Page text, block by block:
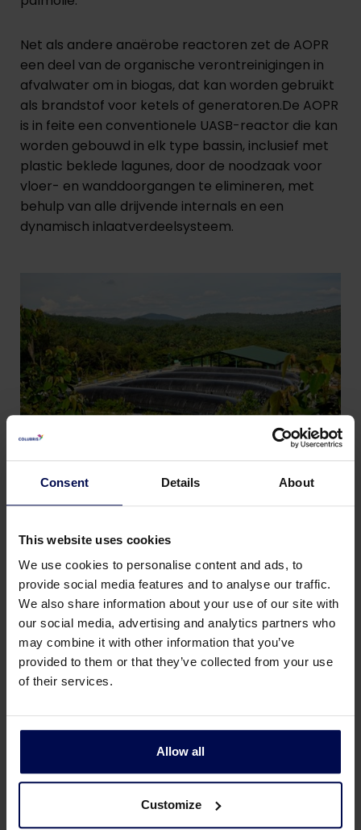
Consent Details About
This website uses cookies
We use cookies to personalise content and ads, to
provide social media features and to analyse our traffic.
We also share information about your use of our site with
our social media, advertising and analytics partners who
may combine it with other information that you’ve
provided to them or that they’ve collected from your use
of their services.
Allow all
Customize
Net als andere anaërobe reactoren zet de AOPR
een deel van de organische verontreinigingen in
afvalwater om in biogas, dat kan worden gebruikt
als brandstof voor ketels of generatoren.De AOPR
is in feite een conventionele UASB-reactor die kan
worden gebouwd in elk type bassin, inclusief met
plastic beklede lagunes, door de noodzaak voor
vloer- en wanddoorgangen te elimineren, met
behulp van alle drijvende internals en een
dynamisch inlaatverdeelsysteem.
Technische details van
de Anaërobe
georganiseerde
vijverreactor (AOPR)
Om het gewicht van de interne onderdelen te
constructiematerialen gebruikt, wat als secundair
voordeel een aanzienlijke kostenreductie van de
interne onderdelen van de AOPR toevoegt.
Na de initiële egalisatie en hydrolyse van